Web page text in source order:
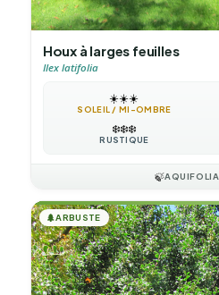
Houx à larges feuilles
Ilex latifolia
☀️☀️☀️
SOLEIL / MI-OMBRE
❄️❄️❄️
RUSTIQUE
🍃
🌲ARBUSTE